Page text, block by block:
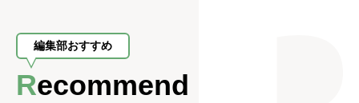
編集部おすすめ
Recommend